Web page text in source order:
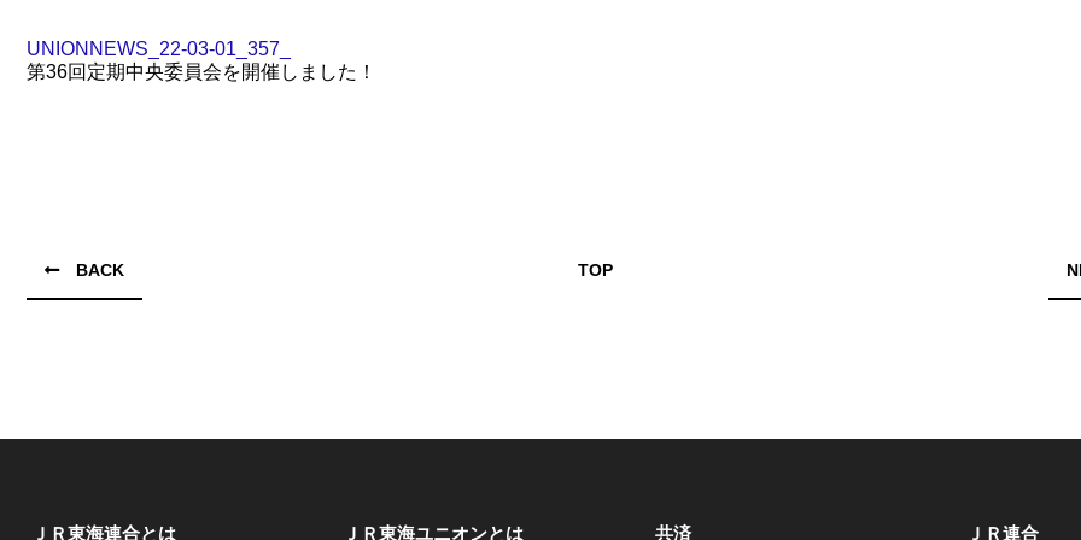
UNIONNEWS_22-03-01_357_
第36回定期中央委員会を開催しました！
BACK TOP
ＪＲ東海連合とは ＪＲ東海ユニオンとは 共済 ＪＲ連合